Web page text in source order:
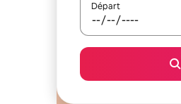
Départ